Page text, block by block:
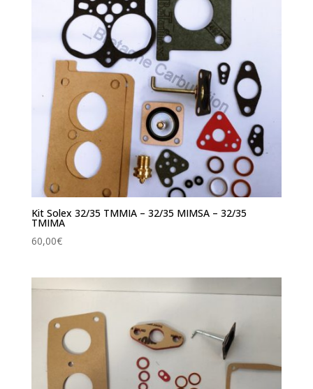
Kit Solex 32/35 TMMIA – 32/35 MIMSA – 32/35
TMIMA
60,00€